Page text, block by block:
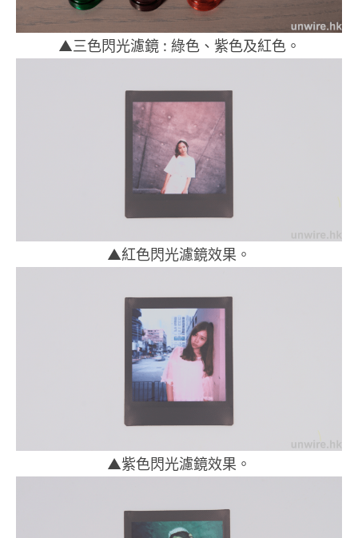
▲三色閃光濾鏡 : 綠色、紫色及紅色。
▲紅色閃光濾鏡效果。
▲紫色閃光濾鏡效果。